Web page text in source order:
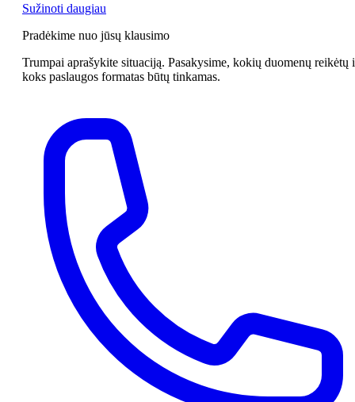
Sužinoti daugiau
Pradėkime nuo jūsų klausimo
Trumpai aprašykite situaciją. Pasakysime, kokių duomenų reikėtų
koks paslaugos formatas būtų tinkamas.